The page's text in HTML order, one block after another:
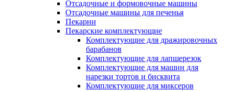
Отсадочные и формовочные машины
Отсадочные машины для печенья
Пекарни
Пекарские комплектующие
Комплектующие для дражировочных
барабанов
Комплектующие для лапшерезок
Комплектующие для машин для
нарезки тортов и бисквита
Комплектующие для миксеров